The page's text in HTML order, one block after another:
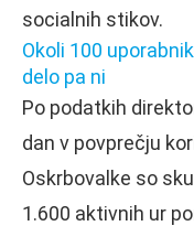
socialnih stikov.
Okoli 100
delo pa ni
Po podatkih
dan v povprečju
Oskrbovalke so
1.600 aktivnih ur